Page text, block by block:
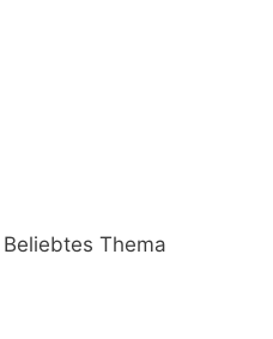
Beliebtes Thema